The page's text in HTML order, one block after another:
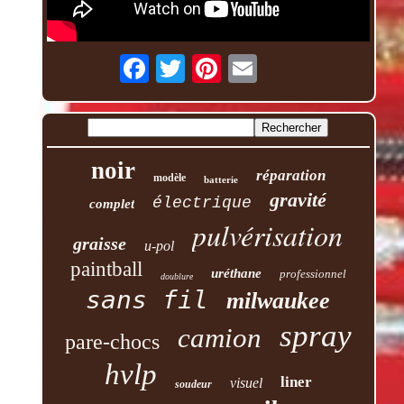
noir modèle batterie réparation
complet électrique gravité
graisse u-pol pulvérisation
paintball doublure uréthane professionnel
sans fil milwaukee
pare-chocs camion spray
hvlp soudeur visuel liner